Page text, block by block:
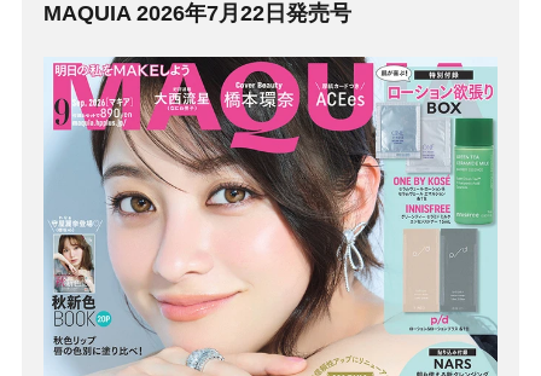
MAQUIA 2026年7月22日発売号